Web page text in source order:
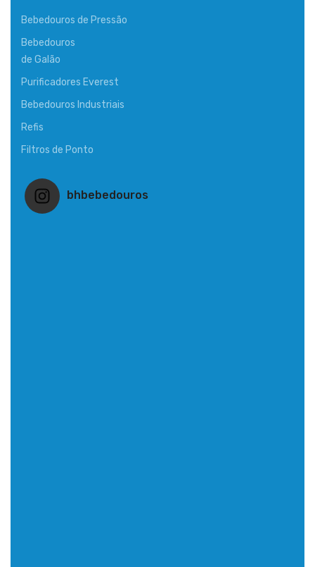
Bebedouros de Pressão
Bebedouros
de Galão
Purificadores Everest
Bebedouros Industriais
Refis
Filtros de Ponto
bhbebedouros